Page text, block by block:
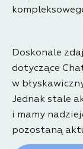
Doskonale
dotyczące
w
Jednak stale
i mamy
pozostaną